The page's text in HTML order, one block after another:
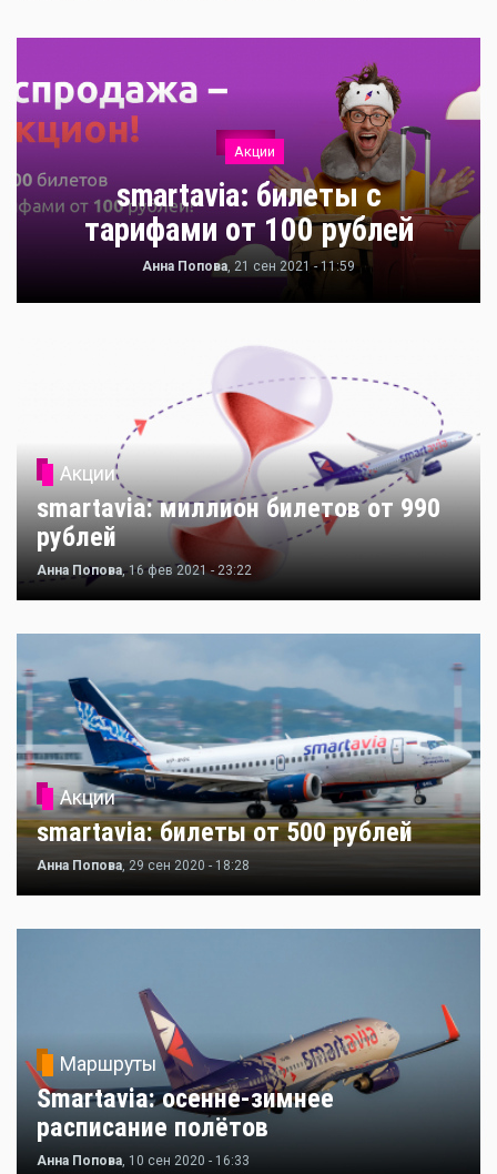
Акции
smartavia: билеты с
тарифами от 100 рублей
Анна Попова , 21 сен 2021 - 11:59
Акции
smartavia: миллион билетов от 990
рублей
Анна Попова, 16 фев 2021 - 23:22
Акции
smartavia: билеты от 500 рублей
Анна Попова, 29 сен 2020 - 18:28
Маршруты
Smartavia: осенне-зимнее
расписание полётов
Анна Попова, 10 сен 2020 - 16:33